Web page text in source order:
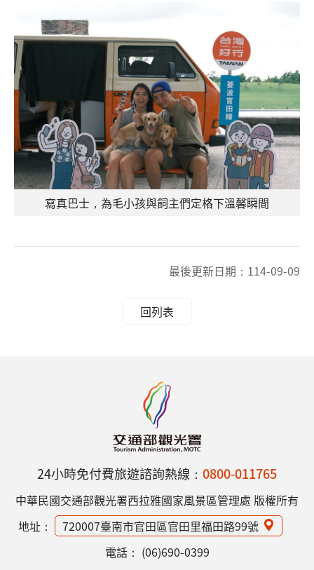
寫真巴士，為毛小孩與飼主們定格下溫馨瞬間
最後更新日期： 114-09-09
回列表
24小時免付費旅遊諮詢熱線： 0800-011765
中華民國交通部觀光署西拉雅國家風景區管理處 版權所有
地址：
720007臺南市官田區官田里福田路99號
電話： (06)690-0399